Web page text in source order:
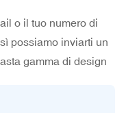
o il tuo numero di
possiamo inviarti un
gamma di design